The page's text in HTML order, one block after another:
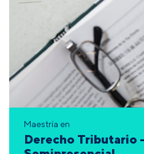
Maestría en
Derecho Tributario